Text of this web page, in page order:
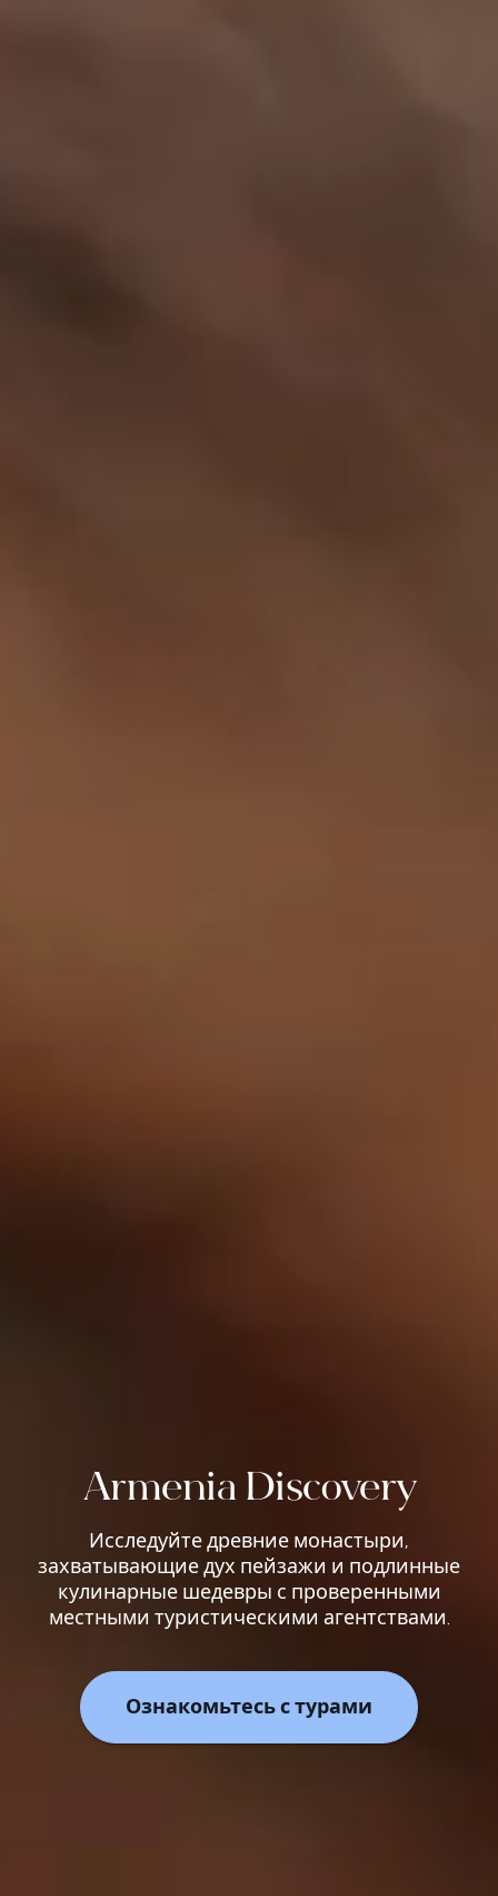
Armenia Discovery
Исследуйте древние монастыри,
захватывающие дух пейзажи и подлинные
кулинарные шедевры с проверенными
местными туристическими агентствами.
Ознакомьтесь с турами